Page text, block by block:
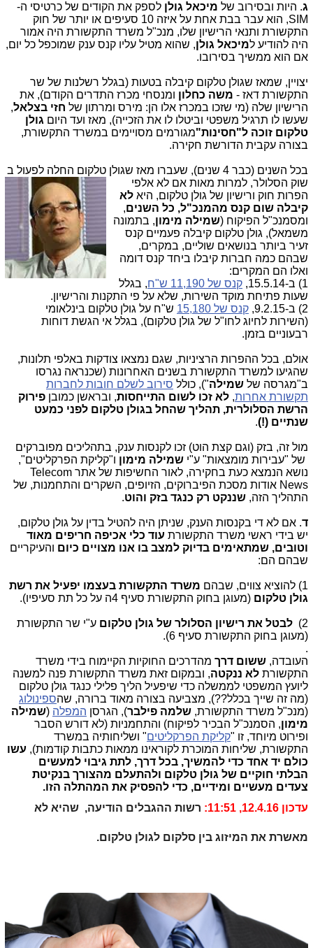
ג. היות ובסירוב של מיכאל גולן לספק את הקודים של כרטיסי ה-
SIM, הוא עבר בבת אחת על איזה 10 סעיפים או יותר של חוק
התקשורת ותנאי הרישיון שלו, מנכ"ל משרד התקשורת היה אמור
היה להודיע למיכאל גולן, שהוא מטיל עליו קנס ענק שמוכפל כל יום,
אם הוא ממשיך בסירובו.
יצויין, שמאז שגולן טלקום קיבלה בטעות (בגלל רשלנות של שר
התקשורת דאז - משה כחלון ומנסחי מכרז התדרים הקודם), את
הרישיון שלה (מי שזכו במכרז אלו הן: מירס ומרתון של חזי בצלאל,
שעשו לו תרגיל משפטי וביטלו לו את הזכייה), מאז ועד היום גולן
טלקום זוכה ל"חסינות"מגורמים מסויימים במשרד התקשורת,
בצורה עקבית הדורשת חקירה.
בכל השנים (כבר 4 שנים), שעברו מאז שגולן טלקום החלה לפעול ב
שוק הסלולר, למרות מאות אם לא אלפי
הפרות חוק ורישיון של גולן טלקום, היא לא
קיבלה שום קנס מהמנכ"ל, כל השנים,
ומסמנכ"ל הפיקוח (שמילה מימון, בתמונה
משמאל), גולן טלקום קיבלה פעמיים קנס
זעיר ביותר בנושאים שוליים, במקרים,
שבהם כמה חברות קיבלו ביחד קנס דומה
ואלו הם המקרים:
1) ב-15.5.14,
קנס של 11,190 ש"ח
, בגלל
שעות פתיחת מוקד השירות, שלא על פי התקנות והרישיון.
2) ב-9.2.15,
קנס של 15,180
ש"ח על גולן טלקום בינלאומי
(השירות לחיוג לחו"ל של גולן טלקום), בגלל אי הגשת דוחות
רבעוניים בזמן.
אולם, בכל ההפרות הרציניות, שגם נמצאו צודקות באלפי תלונות,
שהגיעו למשרד התקשורת בשנים האחרונות (שכנראה נגרסו
ב"מגרסה של שמילה"), כולל סירוב לשלם חובות לחברות
תקשורת אחרות, לא זכו לשום התייחסות, ובראשן כמובן פירוק
הרשת הסלולרית, תהליך שהחל בגולן טלקום לפני כמעט
שנתיים (!).
מול זה, בזק (וגם קצת הוט) זכו לקנסות ענק, בתהליכים מפוברקים
של "עבירות מומצאות" ע"י שמילה מימון ו"קליקת הפרקליטים",
נושא הנמצא כעת בחקירה, לאור החשיפות של אתר Telecom
News אודות מסכת הפיברוקים, הזיופים, השקרים והתחמנות, של
התהליך הזה, שננקט רק כנגד בזק והוט.
ד. אם לא די בקנסות הענק, שניתן היה להטיל בדין על גולן טלקום,
יש בידי ראשי משרד התקשורת עוד כלי אכיפה חריפים מאוד
וטובים, שמתאימים בדיוק למצב בו אנו מצויים כיום והעיקריים
שבהם הם:
1) להוציא צווים, שבהם
משרד התקשורת בעצמו יפעיל את רשת
גולן טלקום (מעוגן בחוק התקשורת סעיף 4ה על כל תת סעיפיו).
2) לבטל את רישיון הסלולר של גולן טלקום ע"י שר התקשורת
(מעוגן בחוק התקשורת סעיף 6).
.
העובדה, ששום דרך מהדרכים החוקיות הקיימוח בידי משרד
התקשורת לא ננקטה, ובמקום זאת משרד התקשורת פנה למשנה
ליועץ המשפטי לממשלה כדי שיפעיל הליך פלילי כנגד גולן טלקום
(מה זה שייך בכלל??), מצביעה בצורה מאוד ברורה, שהספינולוג
(מנכ"ל משרד התקשורת, שלמה פילבר), הגרסן המפלה (שמילה
מימון, הסמנכ"ל הבכיר לפיקוח) והתחמניות (לא דורש הסבר
ופירוט מיוחד, זו "קליקת הפרקליטים" ושליחותיה במשרד
התקשורת, שליחות המוכרת לקוראינו ממאות כתבות קודמות), עשו
כולם יד אחד כדי להמשיך, בכל דרך, לתת גיבוי למעשים
הבלתי חוקיים של גולן טלקום ולהתעלם מהצורך בנקיטת
צעדים מעשיים ומידיים, כדי להפסיק את המהתלה הזו.
עדכון 12.4.16, 11:51:
רשות ההגבלים הודיעה, שהיא לא
מאשרת את המיזוג בין סלקום לגולן טלקום.